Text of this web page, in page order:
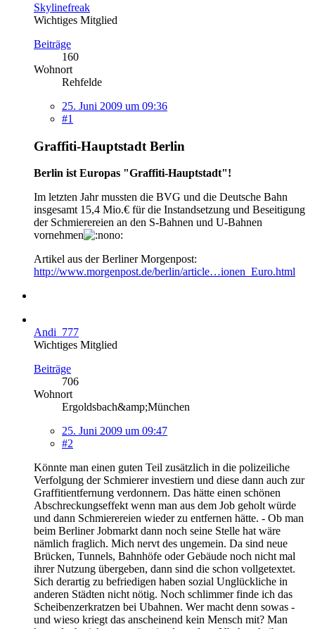
Skylinefreak
Wichtiges Mitglied
Beiträge
160
Wohnort
Rehfelde
25. Juni 2009 um 09:36
#1
Graffiti-Hauptstadt Berlin
Berlin ist Europas "Graffiti-Hauptstadt"!
Im letzten Jahr mussten die BVG und die Deutsche Bahn
insgesamt 15,4 Mio.€ für die Instandsetzung und Beseitigung
der Schmierereien an den S-Bahnen und U-Bahnen
vornehmen
Artikel aus der Berliner Morgenpost:
http://www.morgenpost.de/berlin/article…ionen_Euro.html
Andi_777
Wichtiges Mitglied
Beiträge
706
Wohnort
Ergoldsbach&amp;München
25. Juni 2009 um 09:47
#2
Könnte man einen guten Teil zusätzlich in die polizeiliche
Verfolgung der Schmierer investiern und diese dann auch zur
Graffitientfernung verdonnern. Das hätte einen schönen
Abschreckungseffekt wenn man aus dem Job geholt würde
und dann Schmierereien wieder zu entfernen hätte. - Ob man
beim Berliner Jobmarkt dann noch seine Stelle hat wäre
nämlich fraglich. Mich nervt des ungemein. Da sind neue
Brücken, Tunnels, Bahnhöfe oder Gebäude noch nicht mal
ihrer Nutzung übergeben, dann sind die schon vollgetextet.
Sich derartig zu befriedigen haben sozial Unglückliche in
anderen Städten nicht nötig. Noch schlimmer finde ich das
Scheibenzerkratzen bei Ubahnen. Wer macht denn sowas -
und wieso kriegt das anscheinend kein Mensch mit? Man